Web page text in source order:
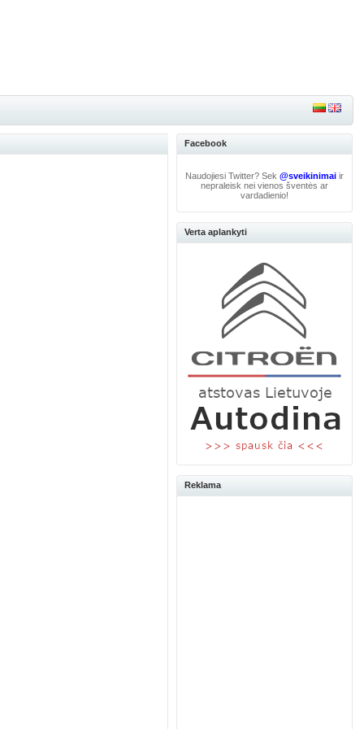
Facebook
Naudojiesi Twitter? Sek@sveikinimai ir
nepraleisk nei vienos šventės ar
vardadienio!
Verta aplankyti
Reklama